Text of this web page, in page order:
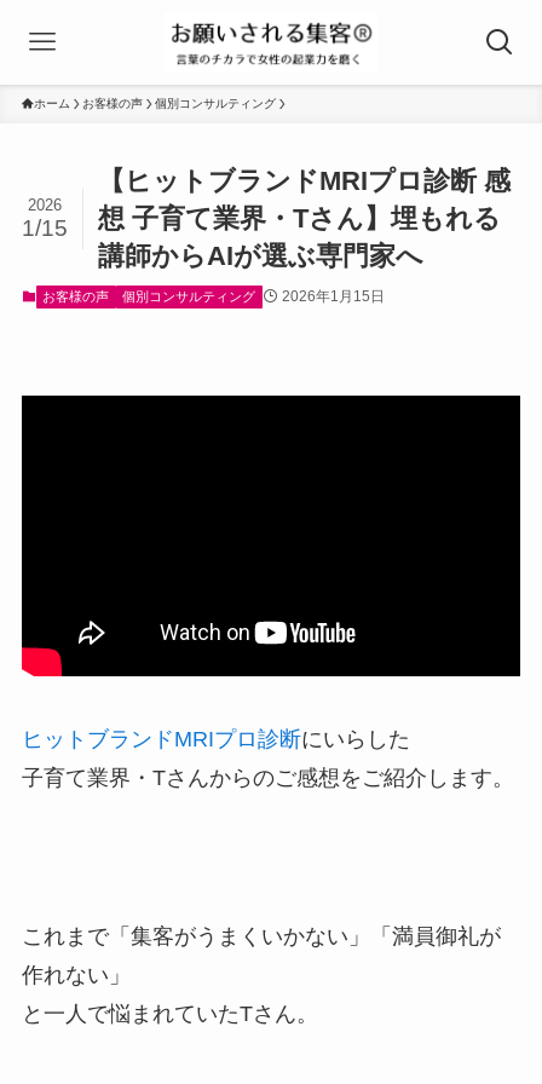
ホーム お客様の声 個別コンサルティング
【ヒットブランドMRIプロ診断 感
想 子育て業界・Tさん】埋もれる
講師からAIが選ぶ専門家へ
2026
1/15
お客様の声 個別コンサルティング 2026年1月15日
ヒットブランドMRIプロ診断にいらした
子育て業界・Tさんからのご感想をご紹介します。
これまで「集客がうまくいかない」「満員御礼が
作れない」
と一人で悩まれていたTさん。